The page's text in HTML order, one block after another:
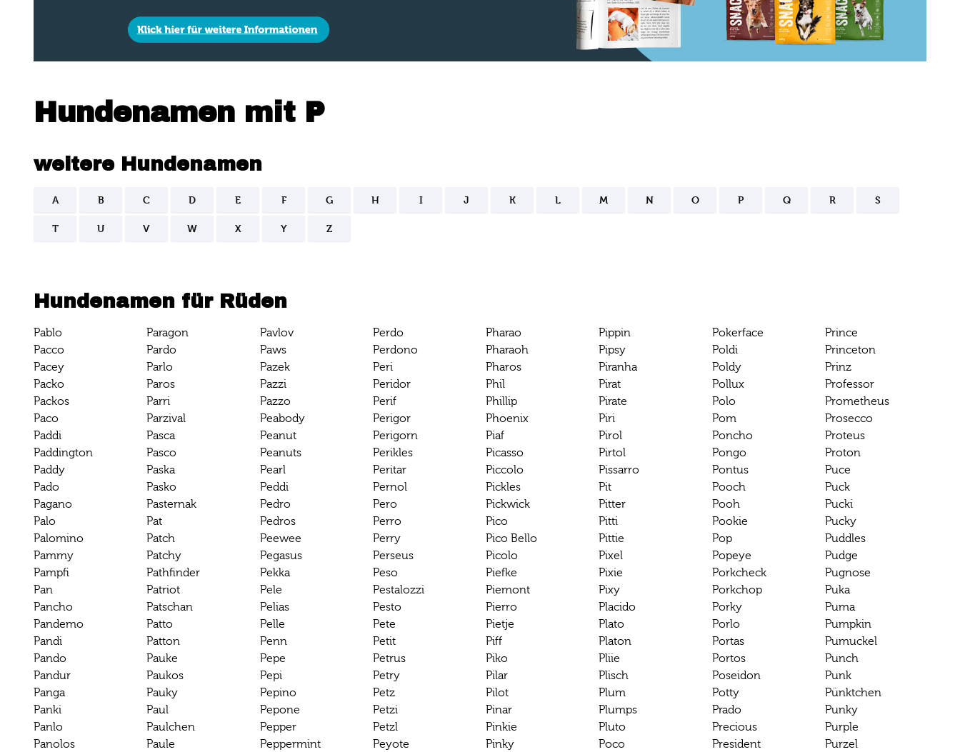
Hundenamen mit P
weitere Hundenamen
A B C D E F G H I J K L M N O P Q R S
T U V W X Y Z
Hundenamen für Rüden
Pablo
Pacco
Pacey
Packo
Packos
Paco
Paddi
Paddington
Paddy
Pado
Pagano
Palo
Palomino
Pammy
Pampfi
Pan
Pancho
Pandemo
Pandi
Pando
Pandur
Panga
Panki
Panlo
Panolos
Paragon
Pardo
Parlo
Paros
Parri
Parzival
Pasca
Pasco
Paska
Pasko
Pasternak
Pat
Patch
Patchy
Pathfinder
Patriot
Patschan
Patto
Patton
Pauke
Paukos
Pauky
Paul
Paulchen
Paule
Pavlov
Paws
Pazek
Pazzi
Pazzo
Peabody
Peanut
Peanuts
Pearl
Peddi
Pedro
Pedros
Peewee
Pegasus
Pekka
Pele
Pelias
Pelle
Penn
Pepe
Pepi
Pepino
Pepone
Pepper
Peppermint
Perdo
Perdono
Peri
Peridor
Perif
Perigor
Perigorn
Perikles
Peritar
Pernol
Pero
Perro
Perry
Perseus
Peso
Pestalozzi
Pesto
Pete
Petit
Petrus
Petry
Petz
Petzi
Petzl
Peyote
Pharao
Pharaoh
Pharos
Phil
Phillip
Phoenix
Piaf
Picasso
Piccolo
Pickles
Pickwick
Pico
Pico Bello
Picolo
Piefke
Piemont
Pierro
Pietje
Piff
Piko
Pilar
Pilot
Pinar
Pinkie
Pinky
Pippin
Pipsy
Piranha
Pirat
Pirate
Piri
Pirol
Pirtol
Pissarro
Pit
Pitter
Pitti
Pittie
Pixel
Pixie
Pixy
Placido
Plato
Platon
Pliie
Plisch
Plum
Plumps
Pluto
Poco
Pokerface
Poldi
Poldy
Pollux
Polo
Pom
Poncho
Pongo
Pontus
Pooch
Pooh
Pookie
Pop
Popeye
Porkcheck
Porkchop
Porky
Porlo
Portas
Portos
Poseidon
Potty
Prado
Precious
President
Prince
Princeton
Prinz
Professor
Prometheus
Prosecco
Proteus
Proton
Puce
Puck
Pucki
Pucky
Puddles
Pudge
Pugnose
Puka
Puma
Pumpkin
Pumuckel
Punch
Punk
Pünktchen
Punky
Purple
Purzel